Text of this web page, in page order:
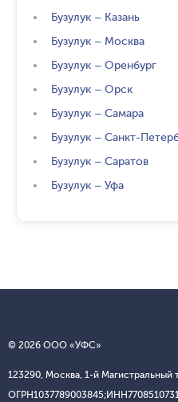
Бузулук – Казань
Бузулук – Москва
Бузулук – Оренбург
Бузулук – Орск
Бузулук – Самара
Бузулук – Санкт-
Бузулук – Саратов
Бузулук – Уфа
© 2026 ООО «УФС»
123290, Москва, 1-й Магистральный
ОГРН1037789003845;ИНН